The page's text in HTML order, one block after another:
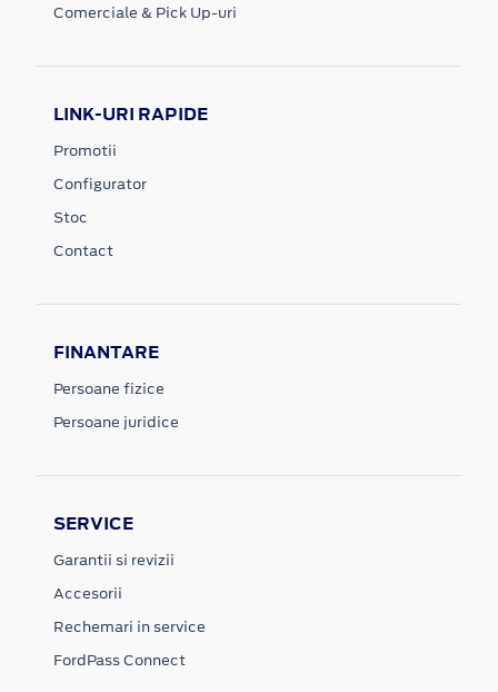
Comerciale & Pick Up-uri
LINK-URI RAPIDE
Promotii
Configurator
Stoc
Contact
FINANTARE
Persoane fizice
Persoane juridice
SERVICE
Garantii si revizii
Accesorii
Rechemari in service
FordPass Connect